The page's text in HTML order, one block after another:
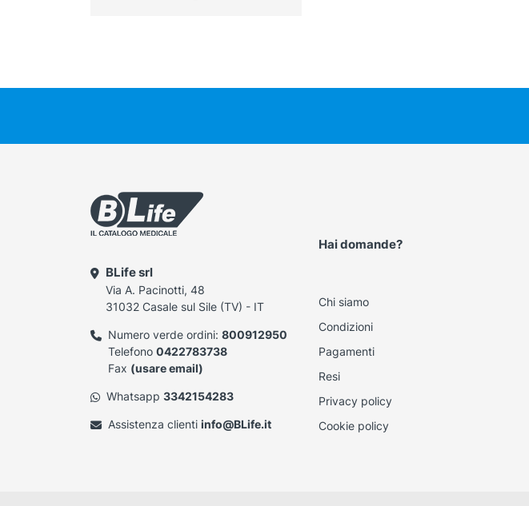
BLife srl
Via A. Pacinotti, 48
31032 Casale sul Sile (TV) - IT
Numero verde ordini: 800912950
Telefono 0422783738
Fax (usare email)
Whatsapp 3342154283
Assistenza clienti info@BLife.it
Hai domande?
Chi siamo
Condizioni
Pagamenti
Resi
Privacy policy
Cookie policy